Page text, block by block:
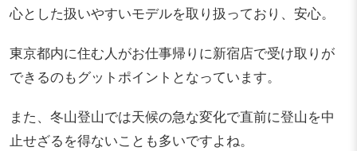
心とした扱いやすいモデルを取り扱っており、安心。
東京都内に住む人がお仕事帰りに新宿店で受け取りが
できるのもグットポイントとなっています。
また、冬山登山では天候の急な変化で直前に登山を中
止せざるを得ないことも多いですよね。